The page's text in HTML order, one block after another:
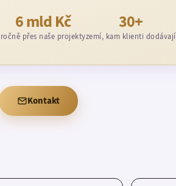
6 mld Kč
ročně přes naše projekty
30+
zemí, kam klienti dodávají
Kontakt